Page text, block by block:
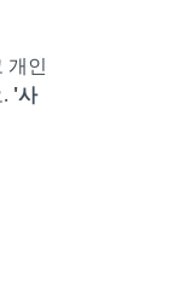
개인
'사